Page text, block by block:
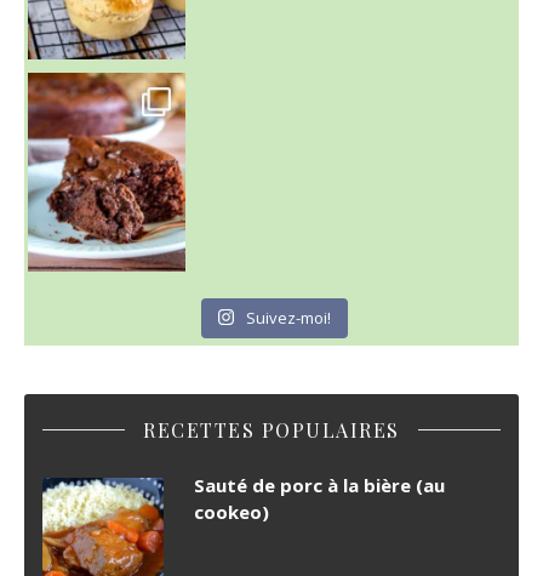
~ GÂTEAU FONDANT CHOCO NOISETTE ~
C'est lundi
Suivez-moi!
RECETTES POPULAIRES
Sauté de porc à la bière (au
cookeo)